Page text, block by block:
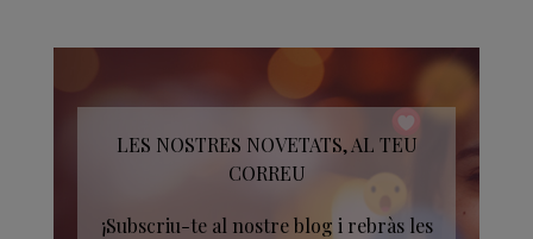
LES NOSTRES NOVETATS, AL TEU
CORREU
¡Subscriu-te al nostre blog i rebràs les